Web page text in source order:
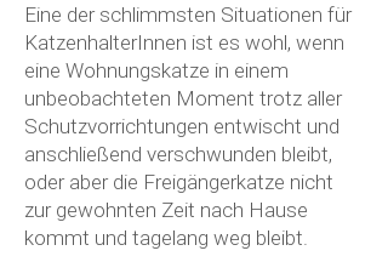
Eine der schlimmsten Situationen für
KatzenhalterInnen ist es wohl, wenn
eine Wohnungskatze in einem
unbeobachteten Moment trotz aller
Schutzvorrichtungen entwischt und
anschließend verschwunden bleibt,
oder aber die Freigängerkatze nicht
zur gewohnten Zeit nach Hause
kommt und tagelang weg bleibt.